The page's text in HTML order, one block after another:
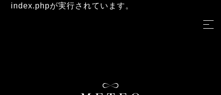
index.phpが実行されています。